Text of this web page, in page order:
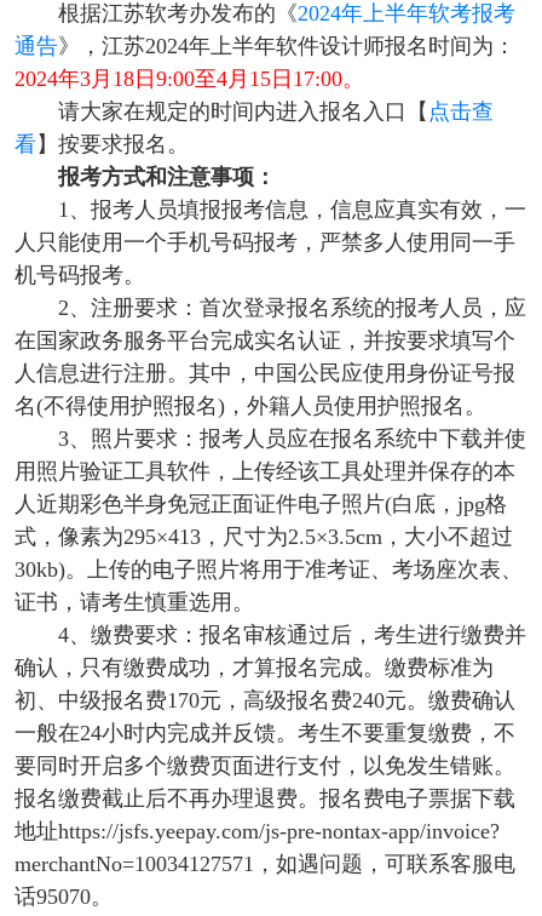
根据江苏软考办发布的《2024年上半年软考报考
通告》，江苏2024年上半年软件设计师报名时间为：
2024年3月18日9:00至4月15日17:00。
请大家在规定的时间内进入报名入口【 点击查
看】按要求报名。
报考方式和注意事项：
1、报考人员填报报考信息，信息应真实有效，一
人只能使用一个手机号码报考，严禁多人使用同一手
机号码报考。
2、注册要求：首次登录报名系统的报考人员，应
在国家政务服务平台完成实名认证，并按要求填写个
人信息进行注册。其中，中国公民应使用身份证号报
名(不得使用护照报名)，外籍人员使用护照报名。
3、照片要求：报考人员应在报名系统中下载并使
用照片验证工具软件，上传经该工具处理并保存的本
人近期彩色半身免冠正面证件电子照片(白底，jpg格
式，像素为295×413，尺寸为2.5×3.5cm，大小不超过
30kb)。上传的电子照片将用于准考证、考场座次表、
证书，请考生慎重选用。
4、缴费要求：报名审核通过后，考生进行缴费并
确认，只有缴费成功，才算报名完成。缴费标准为
初、中级报名费170元，高级报名费240元。缴费确认
一般在24小时内完成并反馈。考生不要重复缴费，不
要同时开启多个缴费页面进行支付，以免发生错账。
报名缴费截止后不再办理退费。报名费电子票据下载
地址https://jsfs.yeepay.com/js-pre-nontax-app/invoice?
merchantNo=10034127571，如遇问题，可联系客服电
话95070。